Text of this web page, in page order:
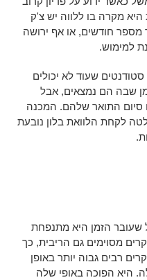
מקרה בו ללווה יש צ'ק
מספר חודשים, או אף ירושה
למימוש.
שעוד לא יכולים
שבה הם נמצאים, אבל
סיום התואר שלהם. המכנה
לקחת הלוואת בלון נובעת
שעובר הזמן היא מתנפחת
מסוימים גם הריבית, כך
רבים גבוה יותר באופן
היא הפוכה באופי שלה